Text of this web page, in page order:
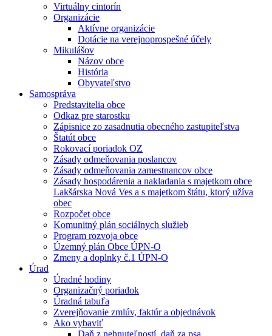
Virtuálny cintorín
Organizácie
Aktívne organizácie
Dotácie na verejnoprospešné účely
Mikulášov
Názov obce
História
Obyvateľstvo
Samospráva
Predstavitelia obce
Odkaz pre starostku
Zápisnice zo zasadnutia obecného zastupiteľstva
Štatút obce
Rokovací poriadok OZ
Zásady odmeňovania poslancov
Zásady odmeňovania zamestnancov obce
Zásady hospodárenia a nakladania s majetkom obce
Lakšárska Nová Ves a s majetkom štátu, ktorý užíva
obec
Rozpočet obce
Komunitný plán sociálnych služieb
Program rozvoja obce
Územný plán Obce ÚPN-O
Zmeny a doplnky č.1 ÚPN-O
Úrad
Úradné hodiny
Organizačný poriadok
Úradná tabuľa
Zverejňovanie zmlúv, faktúr a objednávok
Ako vybaviť
Daň z nehnuteľností, daň za psa